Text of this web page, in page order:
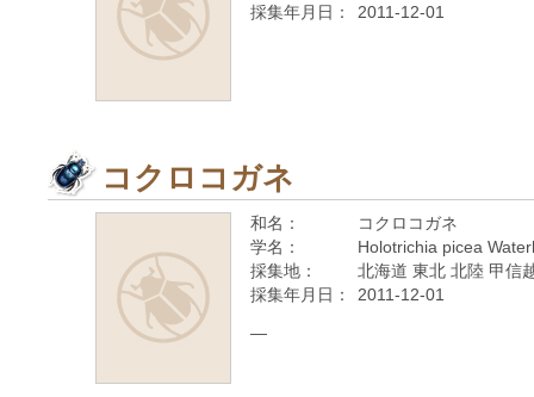
採集年月日：
2011-12-01
コクロコガネ
和名：
コクロコガネ
学名：
Holotrichia picea
採集地：
北海道 東北 北陸 甲信
採集年月日：
2011-12-01
—